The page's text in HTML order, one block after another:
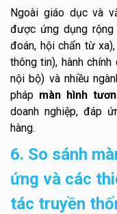
Ngoài giáo dục và
được ứng dụng
đoán, hội chẩn từ
thông tin), hành
nội bộ) và nhiều
pháp màn hình
doanh nghiệp, đáp
hàng.
6. So sánh
ứng và các
tác truyền